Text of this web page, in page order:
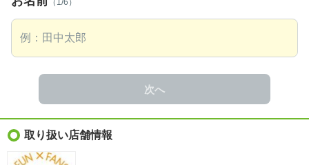
（1/6）
次へ
取り扱い店舗情報